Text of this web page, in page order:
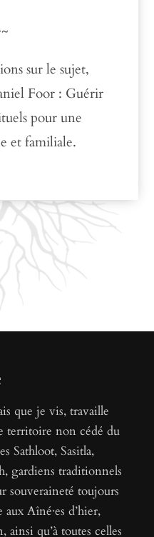
sur le sujet,
Foor : Guérir
pour une
et familiale.
que je vis, travaille
territoire non cédé du
Sathloot, Sasitla,
gardiens traditionnels
souveraineté toujours
Aîné·es d’hier,
ainsi qu’à toutes celles